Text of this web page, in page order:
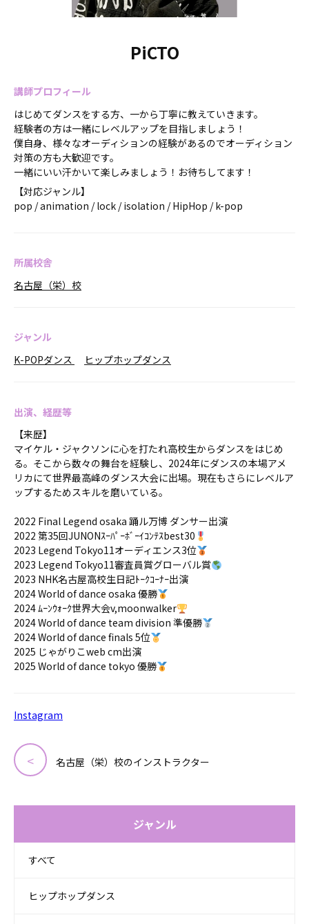
PiCTO
講師プロフィール
はじめてダンスをする方、一から丁寧に教えていきます。
経験者の方は一緒にレベルアップを目指しましょう！
僕自身、様々なオーディションの経験があるのでオーディション
対策の方も大歓迎です。
一緒にいい汗かいて楽しみましょう！お待ちしてます！
【対応ジャンル】
pop / animation / lock / isolation / HipHop / k-pop
所属校舎
名古屋（栄）校
ジャンル
K-POPダンス
ヒップホップダンス
出演、経歴等
【来歴】
マイケル・ジャクソンに心を打たれ高校生からダンスをはじめ
る。そこから数々の舞台を経験し、2024年にダンスの本場アメ
リカにて世界最高峰のダンス大会に出場。現在もさらにレベルア
ップするためスキルを磨いている。
2022 Final Legend osaka 踊ル万博 ダンサー出演
2022 第35回JUNONｽｰﾊﾟｰﾎﾞｰｲｺﾝﾃｽbest30
2023 Legend Tokyo11オーディエンス3位
2023 Legend Tokyo11審査員賞グローバル賞
2023 NHK名古屋高校生日記ﾄｰｸｺｰﾅｰ出演
2024 World of dance osaka 優勝
2024 ﾑｰﾝｳｫｰｸ世界大会v,moonwalker
2024 World of dance team division 準優勝
2024 World of dance finals 5位
2025 じゃがりこweb cm出演
2025 World of dance tokyo 優勝
Instagram
名古屋（栄）校のインストラクター
ジャンル
すべて
ヒップホップダンス